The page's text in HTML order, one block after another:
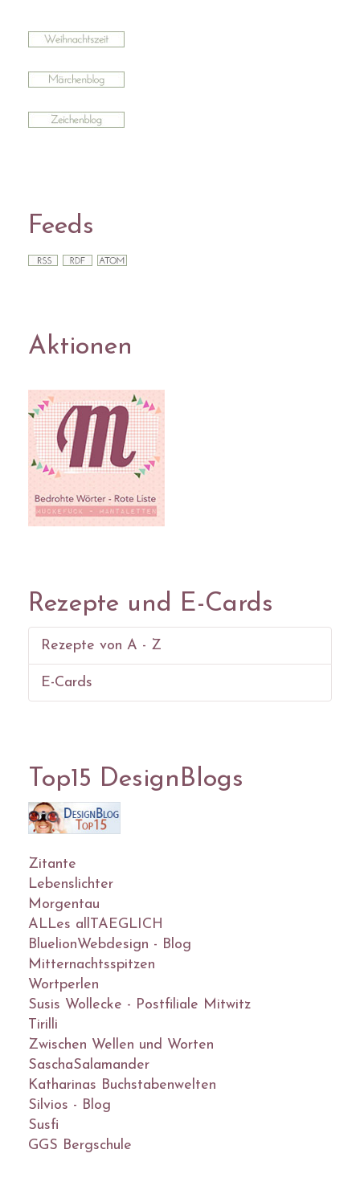
Feeds
Aktionen
Rezepte und E-Cards
Rezepte von A - Z
E-Cards
Top15 DesignBlogs
Zitante
Lebenslichter
Morgentau
ALLes allTAEGLICH
BluelionWebdesign - Blog
Mitternachtsspitzen
Wortperlen
Susis Wollecke - Postfiliale Mitwitz
Tirilli
Zwischen Wellen und Worten
SaschaSalamander
Katharinas Buchstabenwelten
Silvios - Blog
Susfi
GGS Bergschule